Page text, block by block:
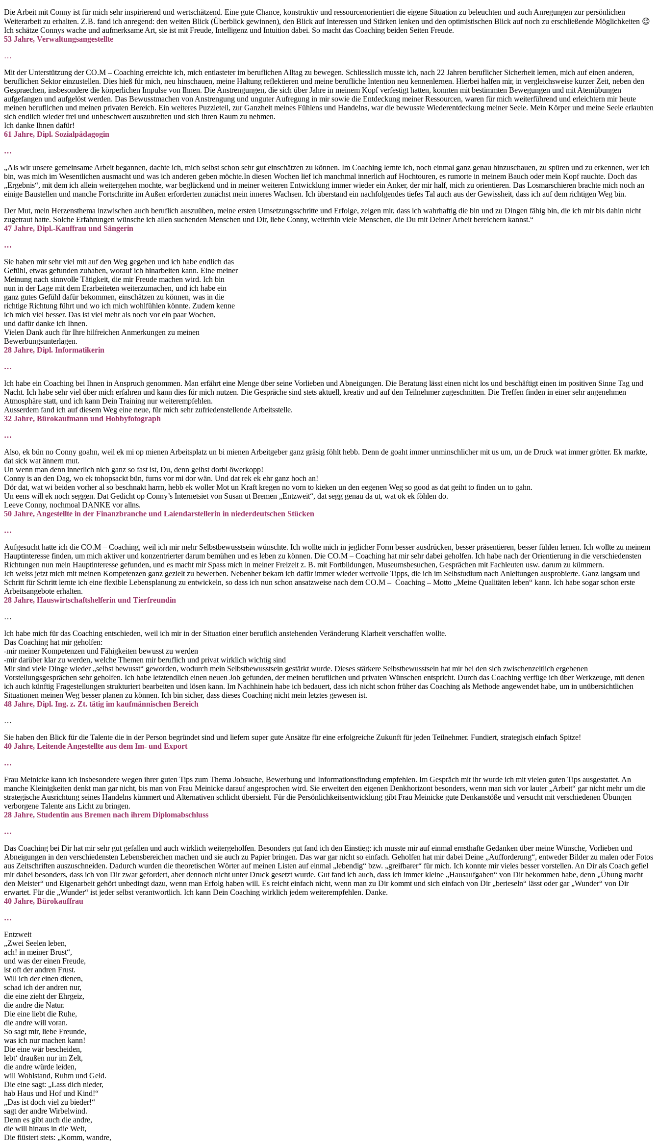
Die Arbeit mit Conny ist für mich sehr inspirierend und wertschätzend. Eine gute Chance, konstruktiv und ressourcenorientiert die eigene Situation zu beleuchten und auch Anregungen zur persönlichen
Weiterarbeit zu erhalten. Z.B. fand ich anregend: den weiten Blick (Überblick gewinnen), den Blick auf Interessen und Stärken lenken und den optimistischen Blick auf noch zu erschließende Möglichkeiten 😉
Ich schätze Connys wache und aufmerksame Art, sie ist mit Freude, Intelligenz und Intuition dabei. So macht das Coaching beiden Seiten Freude.
53 Jahre, Verwaltungsangestellte
…
Mit der Unterstützung der CO.M – Coaching erreichte ich, mich entlasteter im beruflichen Alltag zu bewegen. Schliesslich musste ich, nach 22 Jahren beruflicher Sicherheit lernen, mich auf einen anderen,
beruflichen Sektor einzustellen. Dies hieß für mich, neu hinschauen, meine Haltung reflektieren und meine berufliche Intention neu kennenlernen. Hierbei halfen mir, in vergleichsweise kurzer Zeit, neben den
Gespraechen, insbesondere die körperlichen Impulse von Ihnen. Die Anstrengungen, die sich über Jahre in meinem Kopf verfestigt hatten, konnten mit bestimmten Bewegungen und mit Atemübungen
aufgefangen und aufgelöst werden. Das Bewusstmachen von Anstrengung und unguter Aufregung in mir sowie die Entdeckung meiner Ressourcen, waren für mich weiterführend und erleichtern mir heute
meinen beruflichen und meinen privaten Bereich. Ein weiteres Puzzleteil, zur Ganzheit meines Fühlens und Handelns, war die bewusste Wiederentdeckung meiner Seele. Mein Körper und meine Seele erlaubten
sich endlich wieder frei und unbeschwert auszubreiten und sich ihren Raum zu nehmen.
Ich danke Ihnen dafür!
61 Jahre, Dipl. Sozialpädagogin
…
„Als wir unsere gemeinsame Arbeit begannen, dachte ich, mich selbst schon sehr gut einschätzen zu können. Im Coaching lernte ich, noch einmal ganz genau hinzuschauen, zu spüren und zu erkennen, wer ich
bin, was mich im Wesentlichen ausmacht und was ich anderen geben möchte.In diesen Wochen lief ich manchmal innerlich auf Hochtouren, es rumorte in meinem Bauch oder mein Kopf rauchte. Doch das
„Ergebnis“, mit dem ich allein weitergehen mochte, war beglückend und in meiner weiteren Entwicklung immer wieder ein Anker, der mir half, mich zu orientieren. Das Losmarschieren brachte mich noch an
einige Baustellen und manche Fortschritte im Außen erforderten zunächst mein inneres Wachsen. Ich überstand ein nachfolgendes tiefes Tal auch aus der Gewissheit, dass ich auf dem richtigen Weg bin.
Der Mut, mein Herzensthema inzwischen auch beruflich auszuüben, meine ersten Umsetzungsschritte und Erfolge, zeigen mir, dass ich wahrhaftig die bin und zu Dingen fähig bin, die ich mir bis dahin nicht
zugetraut hatte. Solche Erfahrungen wünsche ich allen suchenden Menschen und Dir, liebe Conny, weiterhin viele Menschen, die Du mit Deiner Arbeit bereichern kannst.“
47 Jahre, Dipl.-Kauffrau und Sängerin
…
Sie haben mir sehr viel mit auf den Weg gegeben und ich habe endlich das
Gefühl, etwas gefunden zuhaben, worauf ich hinarbeiten kann. Eine meiner
Meinung nach sinnvolle Tätigkeit, die mir Freude machen wird. Ich bin
nun in der Lage mit dem Erarbeiteten weiterzumachen, und ich habe ein
ganz gutes Gefühl dafür bekommen, einschätzen zu können, was in die
richtige Richtung führt und wo ich mich wohlfühlen könnte. Zudem kenne
ich mich viel besser. Das ist viel mehr als noch vor ein paar Wochen,
und dafür danke ich Ihnen.
Vielen Dank auch für Ihre hilfreichen Anmerkungen zu meinen
Bewerbungsunterlagen.
28 Jahre, Dipl. Informatikerin
…
Ich habe ein Coaching bei Ihnen in Anspruch genommen. Man erfährt eine Menge über seine Vorlieben und Abneigungen. Die Beratung lässt einen nicht los und beschäftigt einen im positiven Sinne Tag und
Nacht. Ich habe sehr viel über mich erfahren und kann dies für mich nutzen. Die Gespräche sind stets aktuell, kreativ und auf den Teilnehmer zugeschnitten. Die Treffen finden in einer sehr angenehmen
Atmosphäre statt, und ich kann Dein Training nur weiterempfehlen.
Ausserdem fand ich auf diesem Weg eine neue, für mich sehr zufriedenstellende Arbeitsstelle.
32 Jahre, Bürokaufmann und Hobbyfotograph
…
Also, ek bün no Conny goahn, weil ek mi op mienen Arbeitsplatz un bi mienen Arbeitgeber ganz gräsig föhlt hebb. Denn de goaht immer unminschlicher mit us um, un de Druck wat immer grötter. Ek markte,
dat sick wat ännern mut.
Un wenn man denn innerlich nich ganz so fast ist, Du, denn geihst dorbi öwerkopp!
Conny is an den Dag, wo ek tohopsackt bün, furns vor mi dor wän. Und dat rek ek ehr ganz hoch an!
Dör dat, wat wi beiden vorher al so beschnakt harrn, hebb ek woller Mot un Kraft kregen no vorn to kieken un den eegenen Weg so good as dat geiht to finden un to gahn.
Un eens will ek noch seggen. Dat Gedicht op Conny’s Internetsiet von Susan ut Bremen „Entzweit“, dat segg genau da ut, wat ok ek föhlen do.
Leeve Conny, nochmoal DANKE vor allns.
50 Jahre, Angestellte in der Finanzbranche und Laiendarstellerin in niederdeutschen Stücken
…
Aufgesucht hatte ich die CO.M – Coaching, weil ich mir mehr Selbstbewusstsein wünschte. Ich wollte mich in jeglicher Form besser ausdrücken, besser präsentieren, besser fühlen lernen. Ich wollte zu meinem
Hauptinteresse finden, um mich aktiver und konzentrierter darum bemühen und es leben zu können. Die CO.M – Coaching hat mir sehr dabei geholfen. Ich habe nach der Orientierung in die verschiedensten
Richtungen nun mein Hauptinteresse gefunden, und es macht mir Spass mich in meiner Freizeit z. B. mit Fortbildungen, Museumsbesuchen, Gesprächen mit Fachleuten usw. darum zu kümmern.
Ich weiss jetzt mich mit meinen Kompetenzen ganz gezielt zu bewerben. Nebenher bekam ich dafür immer wieder wertvolle Tipps, die ich im Selbstudium nach Anleitungen ausprobierte. Ganz langsam und
Schritt für Schritt lernte ich eine flexible Lebensplanung zu entwickeln, so dass ich nun schon ansatzweise nach dem CO.M – Coaching – Motto „Meine Qualitäten leben“ kann. Ich habe sogar schon erste
Arbeitsangebote erhalten.
28 Jahre, Hauswirtschaftshelferin und Tierfreundin
…
Ich habe mich für das Coaching entschieden, weil ich mir in der Situation einer beruflich anstehenden Veränderung Klarheit verschaffen wollte.
Das Coaching hat mir geholfen:
-mir meiner Kompetenzen und Fähigkeiten bewusst zu werden
-mir darüber klar zu werden, welche Themen mir beruflich und privat wirklich wichtig sind
Mir sind viele Dinge wieder „selbst bewusst“ geworden, wodurch mein Selbstbewusstsein gestärkt wurde. Dieses stärkere Selbstbewusstsein hat mir bei den sich zwischenzeitlich ergebenen
Vorstellungsgesprächen sehr geholfen. Ich habe letztendlich einen neuen Job gefunden, der meinen beruflichen und privaten Wünschen entspricht. Durch das Coaching verfüge ich über Werkzeuge, mit denen
ich auch künftig Fragestellungen strukturiert bearbeiten und lösen kann. Im Nachhinein habe ich bedauert, dass ich nicht schon früher das Coaching als Methode angewendet habe, um in unübersichtlichen
Situationen meinen Weg besser planen zu können. Ich bin sicher, dass dieses Coaching nicht mein letztes gewesen ist.
48 Jahre, Dipl. Ing. z. Zt. tätig im kaufmännischen Bereich
…
Sie haben den Blick für die Talente die in der Person begründet sind und liefern super gute Ansätze für eine erfolgreiche Zukunft für jeden Teilnehmer. Fundiert, strategisch einfach Spitze!
40 Jahre, Leitende Angestellte aus dem Im- und Export
…
Frau Meinicke kann ich insbesondere wegen ihrer guten Tips zum Thema Jobsuche, Bewerbung und Informationsfindung empfehlen. Im Gespräch mit ihr wurde ich mit vielen guten Tips ausgestattet. An
manche Kleinigkeiten denkt man gar nicht, bis man von Frau Meinicke darauf angesprochen wird. Sie erweitert den eigenen Denkhorizont besonders, wenn man sich vor lauter „Arbeit“ gar nicht mehr um die
strategische Ausrichtung seines Handelns kümmert und Alternativen schlicht übersieht. Für die Persönlichkeitsentwicklung gibt Frau Meinicke gute Denkanstöße und versucht mit verschiedenen Übungen
verborgene Talente ans Licht zu bringen.
28 Jahre, Studentin aus Bremen nach ihrem Diplomabschluss
…
Das Coaching bei Dir hat mir sehr gut gefallen und auch wirklich weitergeholfen. Besonders gut fand ich den Einstieg: ich musste mir auf einmal ernsthafte Gedanken über meine Wünsche, Vorlieben und
Abneigungen in den verschiedensten Lebensbereichen machen und sie auch zu Papier bringen. Das war gar nicht so einfach. Geholfen hat mir dabei Deine „Aufforderung“, entweder Bilder zu malen oder Fotos
aus Zeitschriften auszuschneiden. Dadurch wurden die theoretischen Wörter auf meinen Listen auf einmal „lebendig“ bzw. „greifbarer“ für mich. Ich konnte mir vieles besser vorstellen. An Dir als Coach gefiel
mir dabei besonders, dass ich von Dir zwar gefordert, aber dennoch nicht unter Druck gesetzt wurde. Gut fand ich auch, dass ich immer kleine „Hausaufgaben“ von Dir bekommen habe, denn „Übung macht
den Meister“ und Eigenarbeit gehört unbedingt dazu, wenn man Erfolg haben will. Es reicht einfach nicht, wenn man zu Dir kommt und sich einfach von Dir „berieseln“ lässt oder gar „Wunder“ von Dir
erwartet. Für die „Wunder“ ist jeder selbst verantwortlich. Ich kann Dein Coaching wirklich jedem weiterempfehlen. Danke.
40 Jahre, Bürokauffrau
…
Entzweit
„Zwei Seelen leben,
ach! in meiner Brust“,
und was der einen Freude,
ist oft der andren Frust.
Will ich der einen dienen,
schad ich der andren nur,
die eine zieht der Ehrgeiz,
die andre die Natur.
Die eine liebt die Ruhe,
die andre will voran.
So sagt mir, liebe Freunde,
was ich nur machen kann!
Die eine wär bescheiden,
lebt‘ draußen nur im Zelt,
die andre würde leiden,
will Wohlstand, Ruhm und Geld.
Die eine sagt: „Lass dich nieder,
hab Haus und Hof und Kind!“
„Das ist doch viel zu bieder!“
sagt der andre Wirbelwind.
Denn es gibt auch die andre,
die will hinaus in die Welt,
Die flüstert stets: „Komm, wandre,